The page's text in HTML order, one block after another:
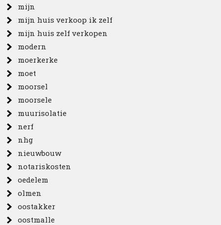
mijn
mijn huis verkoop ik zelf
mijn huis zelf verkopen
modern
moerkerke
moet
moorsel
moorsele
muurisolatie
nerf
nhg
nieuwbouw
notariskosten
oedelem
olmen
oostakker
oostmalle